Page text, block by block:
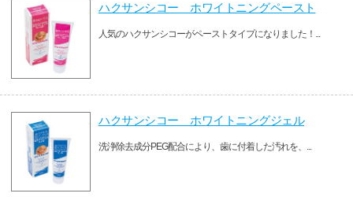
ハクサンシコー ホワイトニングペースト
人気のハクサンシコーがペーストタイプになりました！...
ハクサンシコー ホワイトニングジェル
洗浄除去成分PEG配合により、歯に付着した汚れを、...